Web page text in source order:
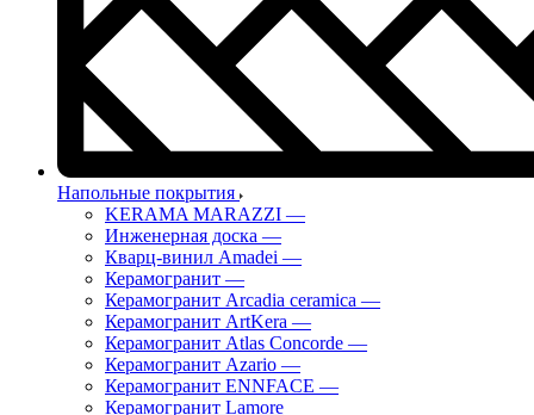
Напольные покрытия
KERAMA MARAZZI —
Инженерная доска —
Кварц-винил Amadei —
Керамогранит —
Керамогранит Arcadia ceramica —
Керамогранит ArtKera —
Керамогранит Atlas Concorde —
Керамогранит Azario —
Керамогранит ENNFACE —
Керамогранит Lamore